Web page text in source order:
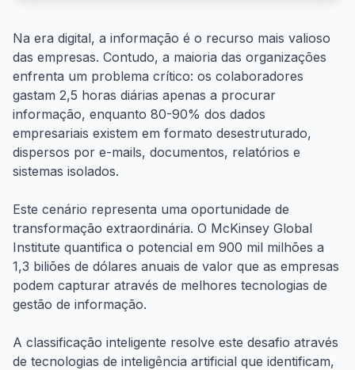
Na era digital, a informação é o recurso mais valioso
das empresas. Contudo, a maioria das organizações
enfrenta um problema crítico: os colaboradores
gastam 2,5 horas diárias apenas a procurar
informação, enquanto 80-90% dos dados
empresariais existem em formato desestruturado,
dispersos por e-mails, documentos, relatórios e
sistemas isolados.
Este cenário representa uma oportunidade de
transformação extraordinária. O McKinsey Global
Institute quantifica o potencial em 900 mil milhões a
1,3 biliões de dólares anuais de valor que as empresas
podem capturar através de melhores tecnologias de
gestão de informação.
A classificação inteligente resolve este desafio através
de tecnologias de inteligência artificial que identificam,